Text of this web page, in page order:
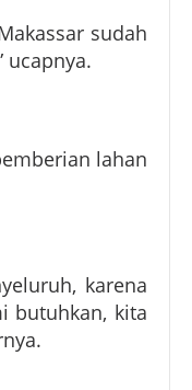
sudah
ucapnya.
lahan
karena
butuhkan, kita